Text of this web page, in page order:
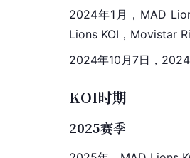
2024年1月，MAD
Lions KOI，Movistar
2024年10月7日，
KOI时期
2025赛季